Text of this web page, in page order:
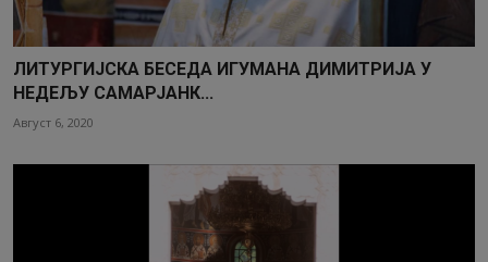
ЛИТУРГИЈСКА БЕСЕДА ИГУМАНА ДИМИТРИЈА У
НЕДЕЉУ САМАРЈАНК...
Август 6, 2020